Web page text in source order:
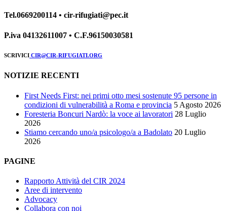
Tel.0669200114 • cir-rifugiati@pec.it
P.iva 04132611007 • C.F.96150030581
SCRIVICI CIR@CIR-RIFUGIATI.ORG
NOTIZIE RECENTI
First Needs First: nei primi otto mesi sostenute 95 persone in
condizioni di vulnerabilità a Roma e provincia 5 Agosto 2026
Foresteria Boncuri Nardò: la voce ai lavoratori 28 Luglio
2026
Stiamo cercando uno/a psicologo/a a Badolato 20 Luglio
2026
PAGINE
Rapporto Attività del CIR 2024
Aree di intervento
Advocacy
Collabora con noi